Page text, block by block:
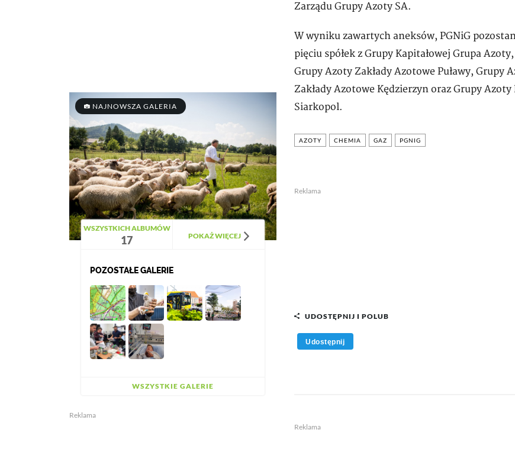
Zarządu Grupy Azoty SA.
W wyniku zawartych aneksów, PGNiG
pięciu spółek z Grupy Kapitałowej Grupa
Grupy Azoty Zakłady Azotowe Puławy, Grupy
Zakłady Azotowe Kędzierzyn oraz Grupy
Siarkopol.
AZOTY CHEMIA GAZ PGNIG
Reklama
UDOSTĘPNIJ I POLUB
Udostępnij
Reklama
NAJNOWSZA GALERIA
WSZYSTKICH ALBUMÓW
17 POKAŻ WIĘCEJ
POZOSTAŁE GALERIE
WSZYSTKIE GALERIE
Reklama